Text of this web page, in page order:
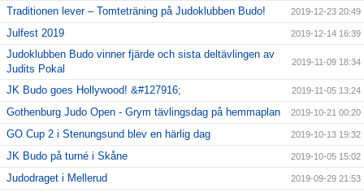
Traditionen lever – Tomteträning på Judoklubben Budo! 2019-12-23 20:49
Julfest 2019 2019-12-14 16:39
Judoklubben Budo vinner fjärde och sista deltävlingen av
Judits Pokal
2019-11-09 18:34
JK Budo goes Hollywood! &#127916; 2019-11-05 13:24
Gothenburg Judo Open - Grym tävlingsdag på hemmaplan 2019-10-21 00:20
GO Cup 2 i Stenungsund blev en härlig dag 2019-10-13 19:32
JK Budo på turné i Skåne 2019-10-05 15:02
Judodraget i Mellerud 2019-09-29 21:53